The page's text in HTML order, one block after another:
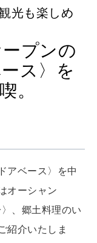
のご褒美旅。」
。』
本当の歩き方。」
MOOK
光も楽しめ
ープンの
ス〉を
。
アベース〉を中
オーシャン
、郷土料理のい
紹介いたしま